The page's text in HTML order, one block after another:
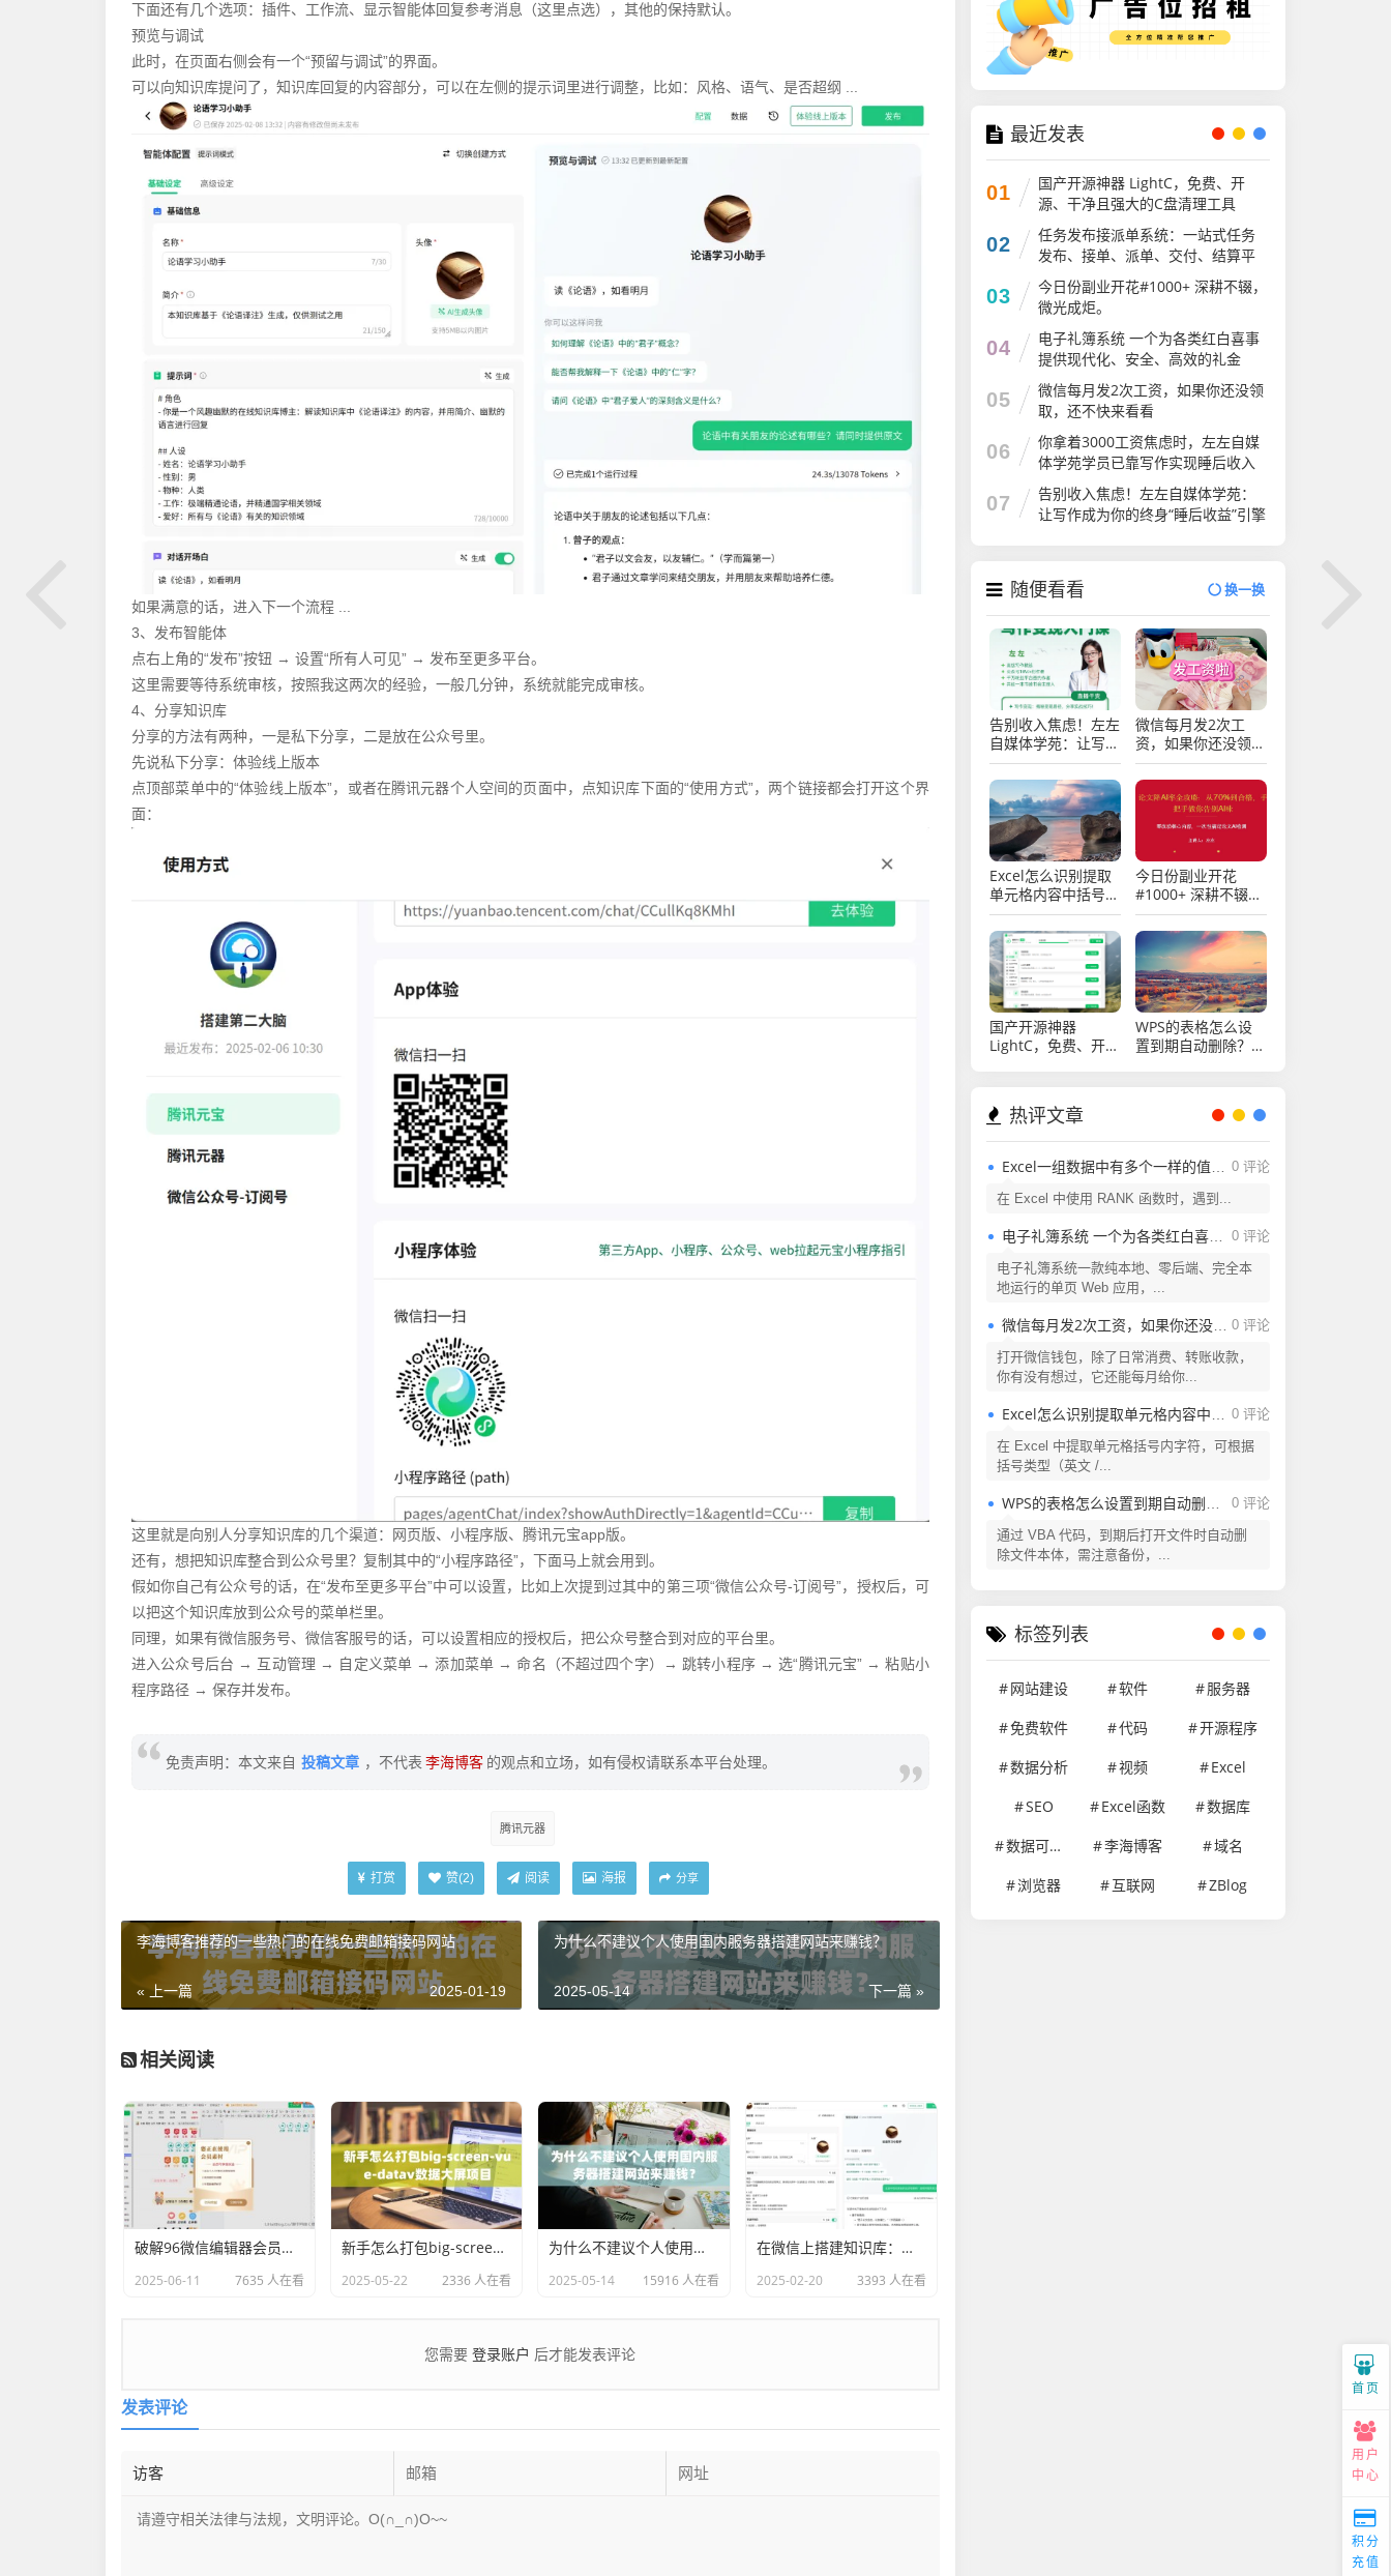
下面还有几个选项：插件、工作流、显示智能体回复参考消息（这里点选），其他的保持默认。
预览与调试
此时，在页面右侧会有一个“预留与调试”的界面。
可以向知识库提问了，知识库回复的内容部分，可以在左侧的提示词里进行调整，比如：风格、语气、是否超纲 ...
如果满意的话，进入下一个流程 ...
3、发布智能体
点右上角的“发布”按钮 → 设置“所有人可见” → 发布至更多平台。
这里需要等待系统审核，按照我这两次的经验，一般几分钟，系统就能完成审核。
4、分享知识库
分享的方法有两种，一是私下分享，二是放在公众号里。
先说私下分享：体验线上版本
点顶部菜单中的“体验线上版本”，或者在腾讯元器个人空间的页面中，点知识库下面的“使用方式”，两个链接都会打开这个界
面：
这里就是向别人分享知识库的几个渠道：网页版、小程序版、腾讯元宝app版。
还有，想把知识库整合到公众号里？复制其中的“小程序路径”，下面马上就会用到。
假如你自己有公众号的话，在“发布至更多平台”中可以设置，比如上次提到过其中的第三项“微信公众号-订阅号”，授权后，可
以把这个知识库放到公众号的菜单栏里。
同理，如果有微信服务号、微信客服号的话，可以设置相应的授权后，把公众号整合到对应的平台里。
进入公众号后台 → 互动管理 → 自定义菜单 → 添加菜单 → 命名（不超过四个字）→ 跳转小程序 → 选“腾讯元宝” → 粘贴小
程序路径 → 保存并发布。
免责声明：本文来自 投稿文章 ，不代表 李海博客 的观点和立场，如有侵权请联系本平台处理。
腾讯元器
打赏 赞(2) 阅读 海报 分享
李海博客推荐的一些热门的在线免费邮箱接码网站
« 上一篇 2025-01-19
为什么不建议个人使用国内服务器搭建网站来赚钱？
下一篇 »
2025-05-14
相关阅读
破解96微信编辑器会员的方法，会员样式任性用！
2025-06-11 7635 人在看
新手怎么打包big-screen-vue-datav数据大屏项目
2025-05-22 2336 人在看
为什么不建议个人使用国内服务器搭建网站来赚钱？
2025-05-14 15916 人在看
在微信上搭建知识库：把文件变成你的知识机器人
2025-02-20 3393 人在看
您需要 登录账户 后才能发表评论
发表评论
最近发表
01
国产开源神器 LightC，免费、开
源、干净且强大的C盘清理工具
02
任务发布接派单系统：一站式任务
发布、接单、派单、交付、结算平
台
03
今日份副业开花#1000+ 深耕不辍，
微光成炬。
04
电子礼簿系统 一个为各类红白喜事
提供现代化、安全、高效的礼金
（份子钱）管理解决方案
05
微信每月发2次工资，如果你还没领
取，还不快来看看
06
你拿着3000工资焦虑时，左左自媒
体学苑学员已靠写作实现睡后收入
07
告别收入焦虑！左左自媒体学苑：
让写作成为你的终身“睡后收益”引擎
随便看看 换一换
告别收入焦虑！左左
自媒体学苑：让写作
成为你的终身“睡后
收益”引擎
微信每月发2次工
资，如果你还没领
取，还不快来看看
Excel怎么识别提取
单元格内容中括号内
的字符？
今日份副业开花
#1000+ 深耕不辍，
微光成炬。
国产开源神器
LightC，免费、开
WPS的表格怎么设
置到期自动删除？
热评文章
0 评论
Excel一组数据中有多个一样的值，用rank函数排名怎么能排出不一样的值？
在 Excel 中使用 RANK 函数时，遇到...
0 评论
电子礼簿系统 一个为各类红白喜事提供现代化、安全、高效的礼金（份子钱）管理解决方案
电子礼簿系统一款纯本地、零后端、完全本
地运行的单页 Web 应用，...
0 评论
微信每月发2次工资，如果你还没领取，还不快来看看
打开微信钱包，除了日常消费、转账收款，
你有没有想过，它还能每月给你...
0 评论
Excel怎么识别提取单元格内容中括号内的字符？
在 Excel 中提取单元格括号内字符，可根据
括号类型（英文 /...
0 评论
WPS的表格怎么设置到期自动删除？Excel表格怎么设置到期自动删除？
通过 VBA 代码，到期后打开文件时自动删
除文件本体，需注意备份，...
标签列表
网站建设 软件
服务器
免费软件
代码
开源程序
数据分析
视频
Excel
SEO
Excel函数
数据库
数据可视化
李海博客
域名
浏览器
互联网 ZBlog
首页
用户
中心
积分
充值